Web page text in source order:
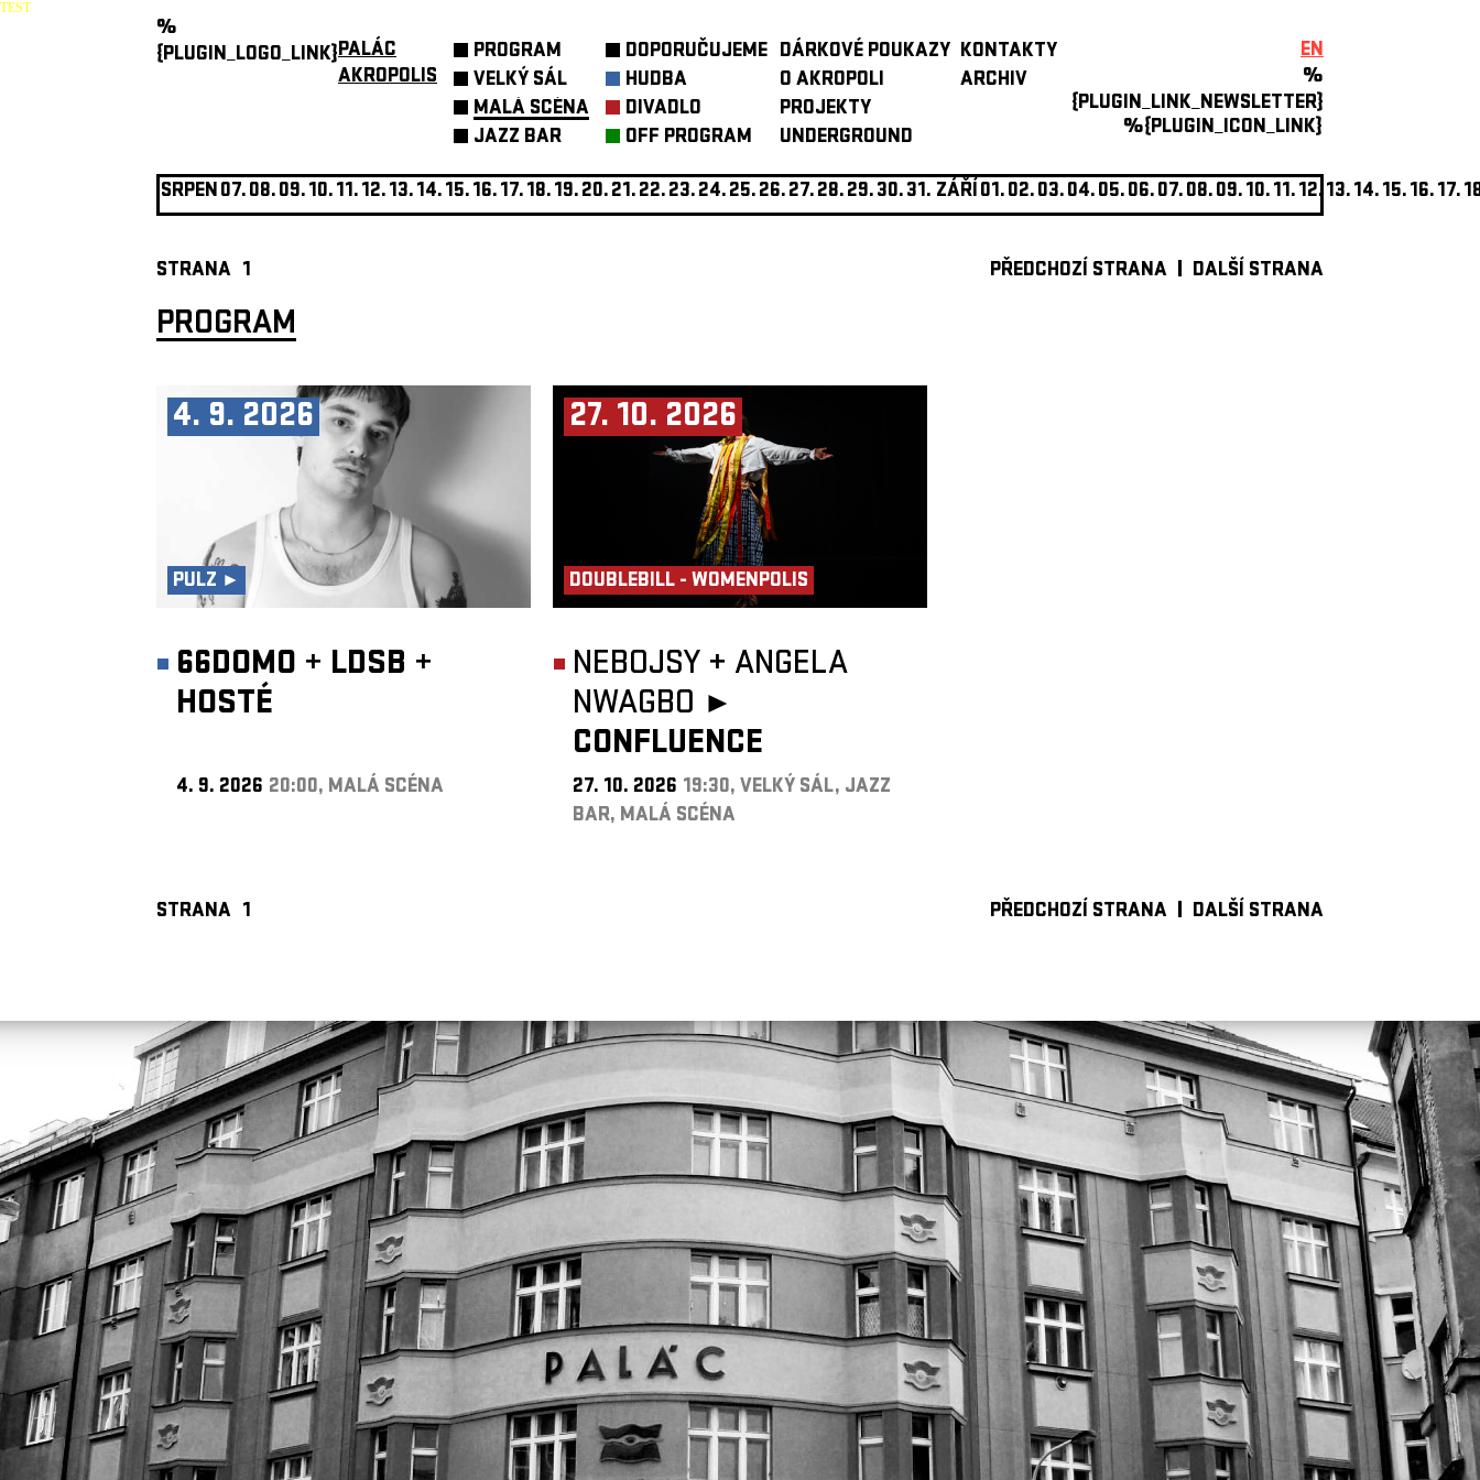
TEST
%
{PLUGIN_LOGO_LINK}PALÁC
AKROPOLIS
PROGRAM
VELKÝ SÁL
MALÁ SCÉNA
JAZZ BAR
DOPORUČUJEME
HUDBA
DIVADLO
OFF PROGRAM
DÁRKOVÉ POUKAZY
O AKROPOLI
PROJEKTY
UNDERGROUND
KONTAKTY
ARCHIV
EN
%
{PLUGIN_LINK_NEWSLETTER}
%{PLUGIN_ICON_LINK}
SRPEN07.08.09.10.11.12.13.14.15.16.17.18.19.20.21.22.23.24.25.26.27.28.29.30.31. ZÁŘÍ01.02.03.04.05.06.07.08.09.10.11.12. 13.14.15.16.17.
STRANA 1 PŘEDCHOZÍ STRANA DALŠÍ STRANA
PROGRAM
4. 9. 2026
PULZ ►
66DOMO + LDSB +
HOSTÉ
4. 9. 2026 20:00, MALÁ SCÉNA
27. 10. 2026
DOUBLEBILL - WOMENPOLIS
NEBOJSY + ANGELA
NWAGBO ►
CONFLUENCE
27. 10. 2026 19:30, VELKÝ SÁL, JAZZ
BAR, MALÁ SCÉNA
STRANA 1 PŘEDCHOZÍ STRANA DALŠÍ STRANA